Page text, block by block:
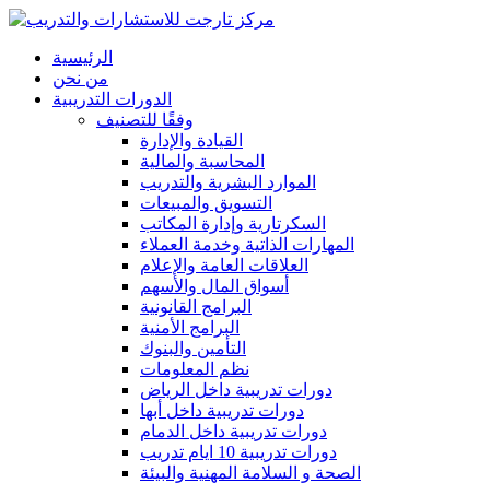
الرئيسية
من نحن
الدورات التدريبية
وفقًا للتصنيف
القيادة والإدارة
المحاسبة والمالية
الموارد البشرية والتدريب
التسويق والمبيعات
السكرتارية وإدارة المكاتب
المهارات الذاتية وخدمة العملاء
العلاقات العامة والإعلام
أسواق المال والأسهم
البرامج القانونية
البرامج الأمنية
التأمين والبنوك
نظم المعلومات
دورات تدريبية داخل الرياض
دورات تدريبية داخل أبها
دورات تدريبية داخل الدمام
دورات تدريبية 10 ايام تدريب
الصحة و السلامة المهنية والبيئة